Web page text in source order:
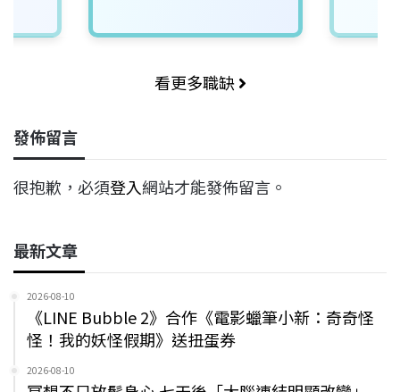
看更多職缺
發佈留言
很抱歉，必須登入網站才能發佈留言。
最新文章
2026-08-10
《LINE Bubble 2》合作《電影蠟筆小新：奇奇怪
怪！我的妖怪假期》送扭蛋券
2026-08-10